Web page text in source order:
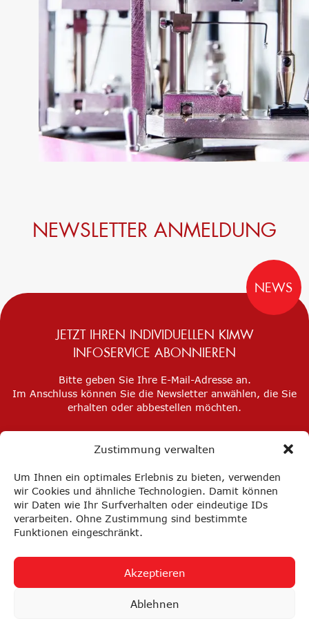
Zustimmung verwalten
Um Ihnen ein optimales Erlebnis zu bieten, verwenden
wir Cookies und ähnliche Technologien. Damit können
wir Daten wie Ihr Surfverhalten oder eindeutige IDs
verarbeiten. Ohne Zustimmung sind bestimmte
Funktionen eingeschränkt.
Akzeptieren
Ablehnen
NEWSLETTER ANMELDUNG
NEWS
JETZT IHREN INDIVIDUELLEN KIMW
INFOSERVICE ABONNIEREN
Bitte geben Sie Ihre E-Mail-Adresse an.
Im Anschluss können Sie die Newsletter anwählen, die Sie
erhalten oder abbestellen möchten.
Impressum Datenschutz
Privatsphäre-Einstellungen